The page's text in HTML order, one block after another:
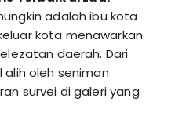
adalah ibu kota
kota menawarkan
daerah. Dari
oleh seniman
survei di galeri yang